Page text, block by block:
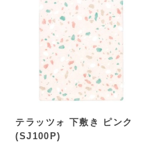
テラッツォ 下敷き ピンク
(SJ100P)